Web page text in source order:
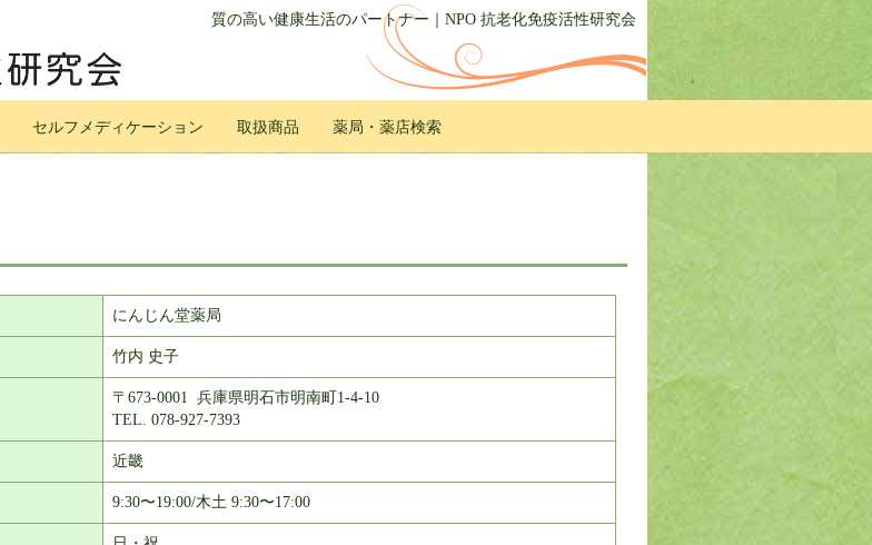
質の高い健康生活のパートナー｜NPO 抗老化免疫活性研究会
セルフメディケーション 取扱商品 薬局・薬店検索
にんじん堂薬局
竹内 史子
〒673-0001 兵庫県明石市明南町1-4-10
TEL. 078-927-7393
近畿
9:30〜19:00/木土 9:30〜17:00